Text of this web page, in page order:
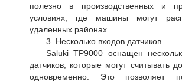
полезно в производственных и
условиях, где машины могут
удаленных районах.
3. Несколько входов датчиков
Saluki TP9000 оснащен
датчиков, которые могут считывать
одновременно. Это позволяет